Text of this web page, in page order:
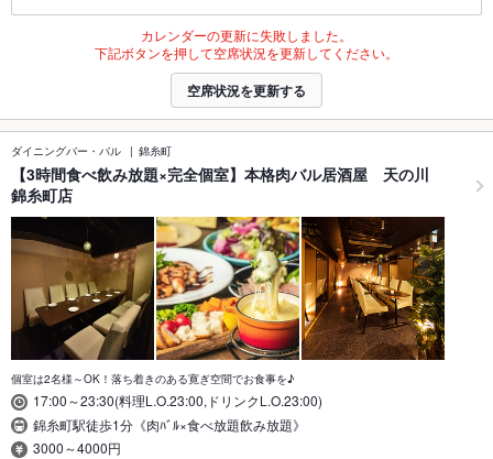
カレンダーの更新に失敗しました。
下記ボタンを押して空席状況を更新してください。
空席状況を更新する
ダイニングバー・バル 錦糸町
【3時間食べ飲み放題×完全個室】本格肉バル居酒屋 天の川
錦糸町店
個室は2名様～OK！落ち着きのある寛ぎ空間でお食事を♪
17:00～23:30(料理L.O.23:00,ドリンクL.O.23:00)
錦糸町駅徒歩1分《肉ﾊﾞﾙ×食べ放題飲み放題》
3000～4000円